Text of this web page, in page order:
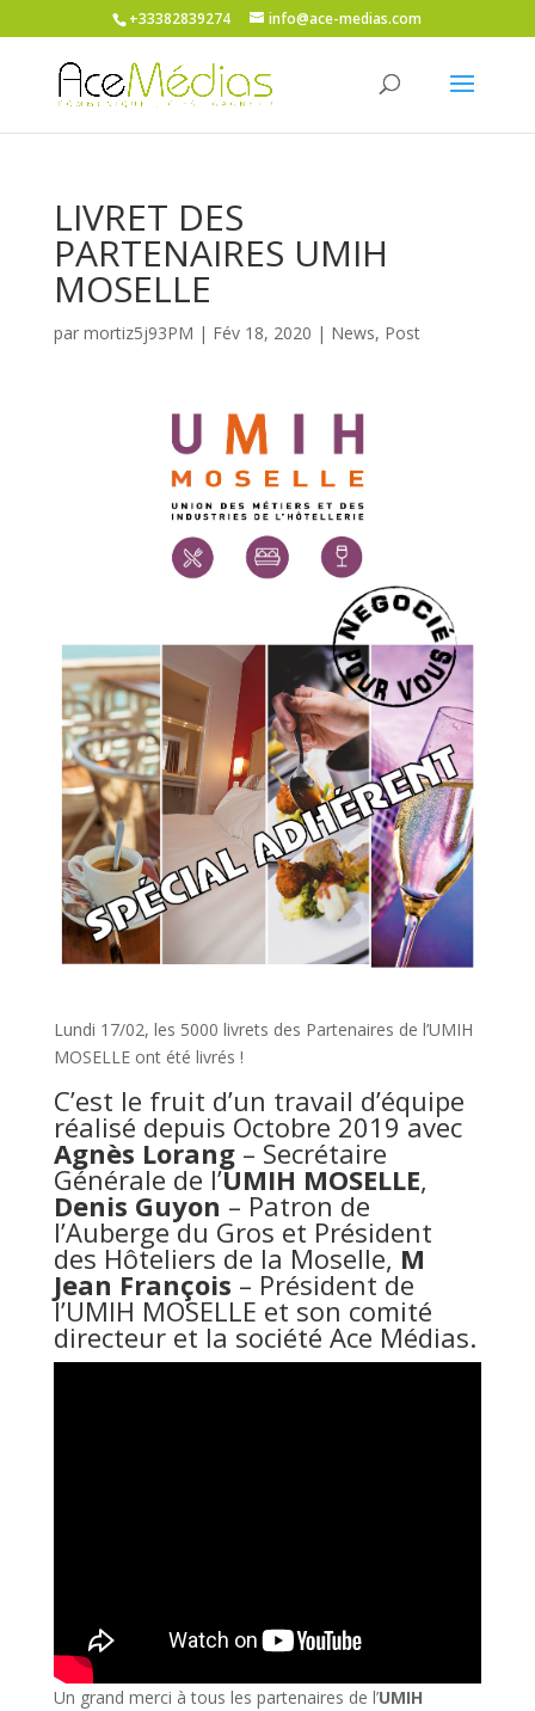
+33382839274 info@ace-medias.com
LIVRET DES
PARTENAIRES UMIH
MOSELLE
par mortiz5j93PM | Fév 18, 2020 | News, Post
Lundi 17/02, les 5000 livrets des Partenaires de l’UMIH
MOSELLE ont été livrés !
C’est le fruit d’un travail d’équipe
réalisé depuis Octobre 2019 avec
Agnès Lorang– Secrétaire
Générale de l’UMIH MOSELLE,
Denis Guyon – Patron de
l’Auberge du Gros et Président
des Hôteliers de la Moselle, M
Jean François – Président de
l’UMIH MOSELLE et son comité
directeur et la société Ace Médias.
Un grand merci à tous les partenaires de l’UMIH